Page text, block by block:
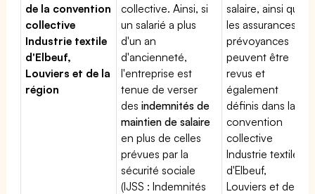
de la convention
collective
Industrie textile
d'Elbeuf,
Louviers et de la
région
collective. Ainsi, si
un salarié a plus
d'un an
d'ancienneté,
l'entreprise est
tenue de verser
desindemnités de
maintien de salaire
en plus de celles
prévues par la
sécurité sociale
(IJSS : Indemnités
salaire, ainsi que
les assurances
prévoyances
peuvent être
revus et
également
définis dans la
convention
collective
Industrie textile
d'Elbeuf,
Louviers et de la